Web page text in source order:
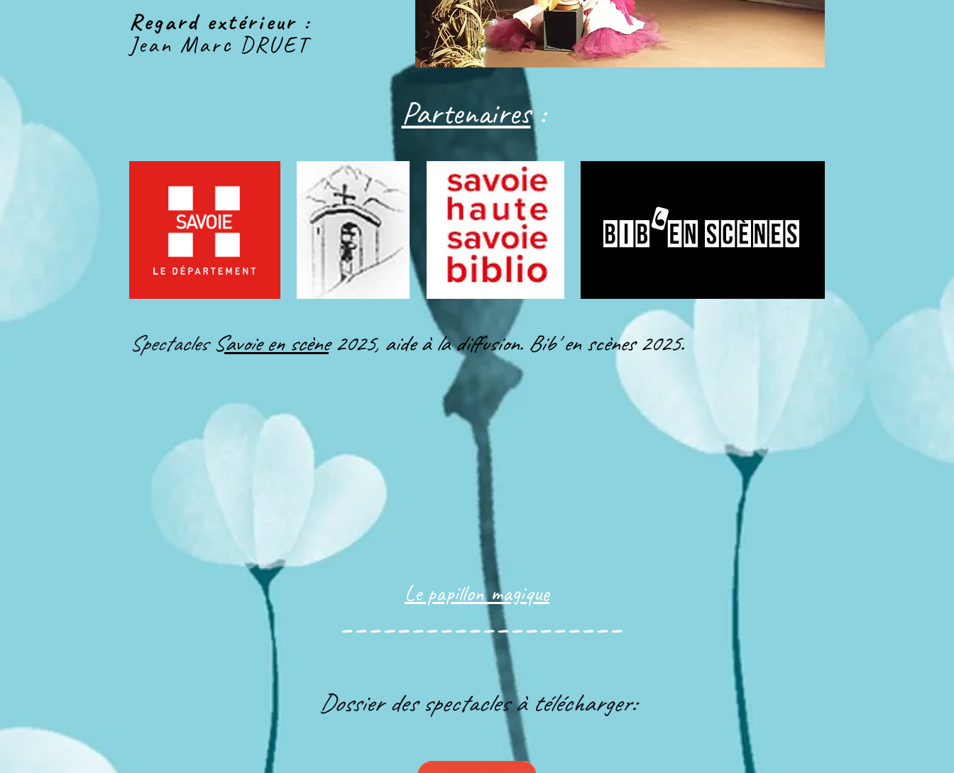
Regard extérieur :
Jean Marc DRUET
Partenaires:
Spectacles ​​​Savoie en scène2025, aide à la diffusion. Bib' en scènes 2025​.
Le papillon magique
--------------------
Dossier des spectacles à télécharger: